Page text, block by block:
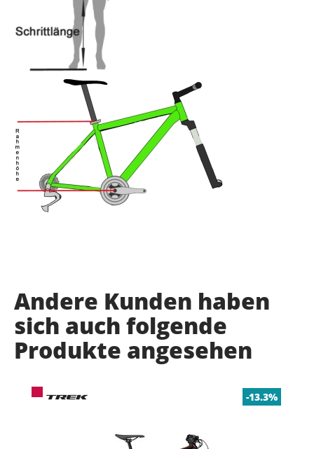
Andere Kunden haben
sich auch folgende
Produkte angesehen
-13.3%